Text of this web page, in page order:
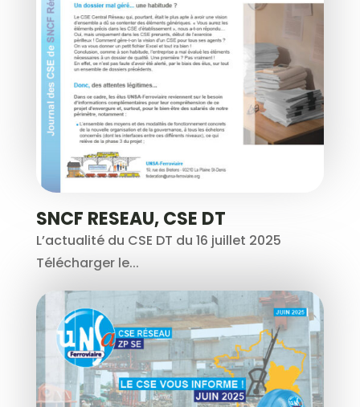
SNCF RESEAU, CSE DT
L’actualité du CSE DT du 16 juillet 2025
Télécharger le...